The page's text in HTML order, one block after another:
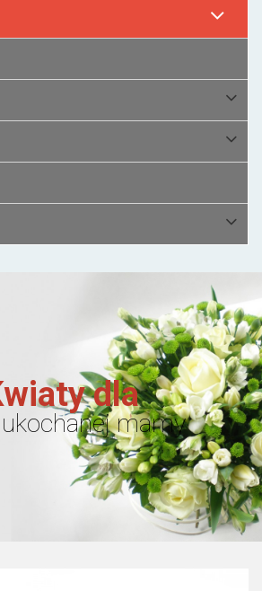
dla
mamy